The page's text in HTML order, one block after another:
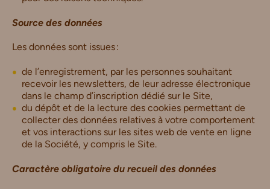
Source des données
Les données sont issues :
de l’enregistrement, par les personnes souhaitant
recevoir les newsletters, de leur adresse électronique
dans le champ d’inscription dédié sur le Site,
du dépôt et de la lecture des cookies permettant de
collecter des données relatives à votre comportement
et vos interactions sur les sites web de vente en ligne
de la Société, y compris le Site.
Caractère obligatoire du recueil des données